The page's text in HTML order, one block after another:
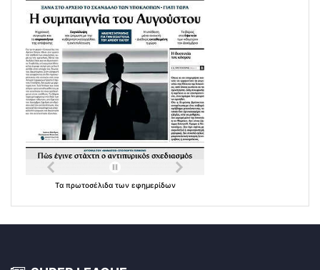
Τα πρωτοσέλιδα των εφημερίδων